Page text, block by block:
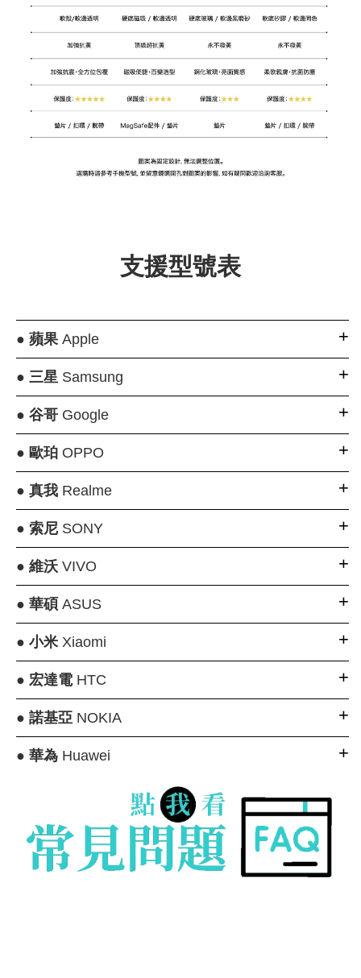
支援型號表
● 蘋果Apple
● 三星 Samsung
● 谷哥Google
● 歐珀OPPO
● 真我Realme
● 索尼SONY
● 維沃VIVO
● 華碩ASUS
● 小米Xiaomi
● 宏達電HTC
● 諾基亞NOKIA
● 華為Huawei